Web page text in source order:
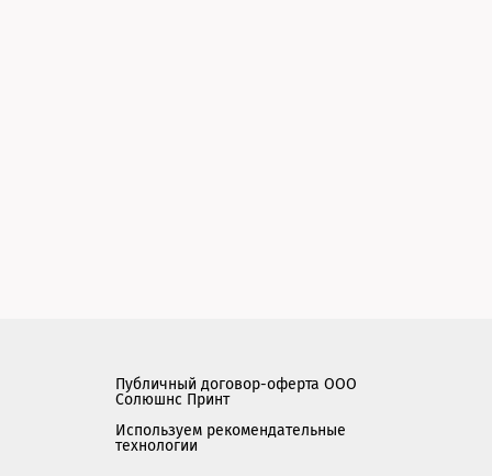
Публичный договор-оферта ООО
Солюшнс Принт
Используем рекомендательные
технологии